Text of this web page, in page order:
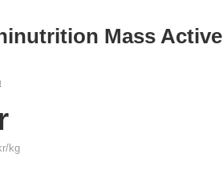
Mass Active
kg